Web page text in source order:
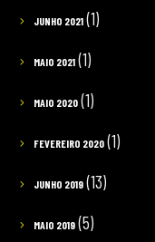
JUNHO 2021(1)
MAIO 2021(1)
MAIO 2020(1)
FEVEREIRO 2020(1)
JUNHO 2019(13)
MAIO 2019(5)